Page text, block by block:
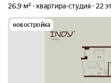
26,9 м²
квартира-студия 22
новостройка